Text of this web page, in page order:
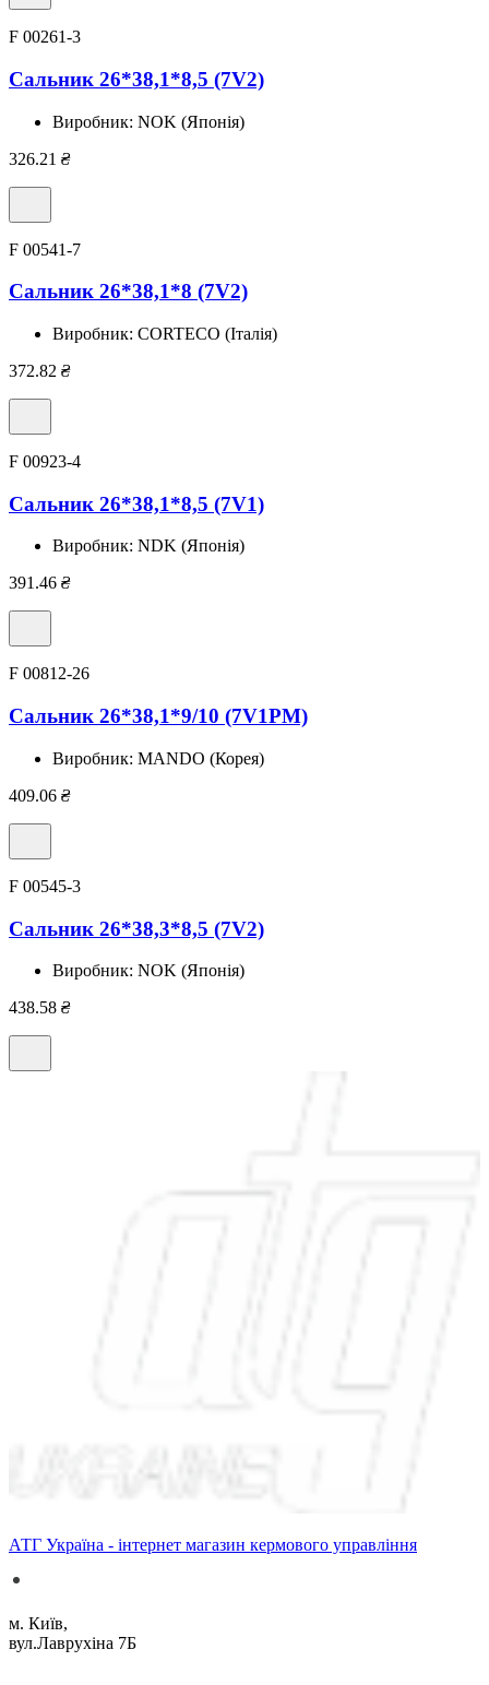
F 00261-3
Сальник 26*38,1*8,5 (7V2)
Виробник: NOK (Японія)
326.21 ₴
F 00541-7
Сальник 26*38,1*8 (7V2)
Виробник: CORTECO (Італія)
372.82 ₴
F 00923-4
Сальник 26*38,1*8,5 (7V1)
Виробник: NDK (Японія)
391.46 ₴
F 00812-26
Сальник 26*38,1*9/10 (7V1PM)
Виробник: MANDO (Корея)
409.06 ₴
F 00545-3
Сальник 26*38,3*8,5 (7V2)
Виробник: NOK (Японія)
438.58 ₴
АТГ Україна - інтернет магазин кермового управління
м. Київ,
вул.Лаврухіна 7Б